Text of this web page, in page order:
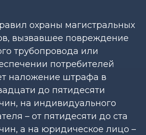
охраны магистральных
вызвавшее повреждение
трубопровода или
потребителей
наложение штрафа в
до пятидесяти
на индивидуального
– от пятидесяти до ста
а на юридическое лицо –